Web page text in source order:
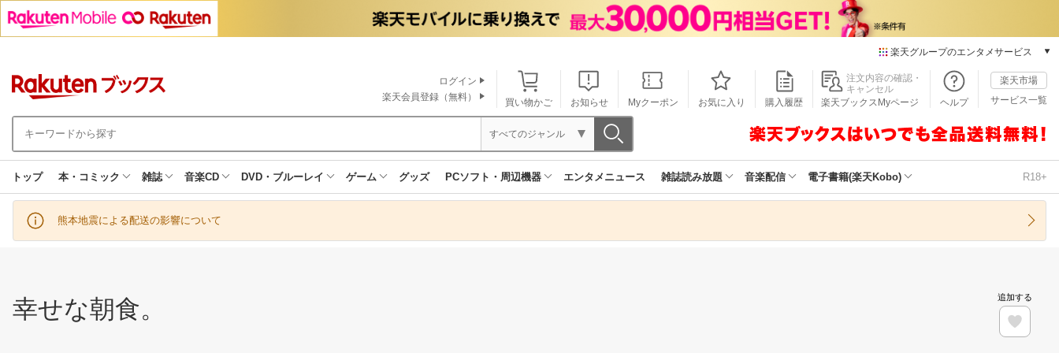
楽天グループのエンタメサービス
本/ゲーム/CD/DVD
楽天ブックス
楽天Kobo
楽天ミュージック
楽天TV
買い物かご お知らせ Myクーポン お気に入り 購入履歴
注文内容の確認・
キャンセル
楽天ブックスMyページ
ヘルプ
楽天市場
サービス一覧
ログイン
楽天会員登録（無料）
すべてのジャンル
トップ 本・コミック 雑誌 音楽CD DVD・ブルーレイ ゲーム グッズ PCソフト・周辺機器 エンタメニュース 雑誌読み放題 音楽配信 電子書籍(楽天Kobo) R18+
熊本地震による配送の影響について
幸せな朝食。 追加する